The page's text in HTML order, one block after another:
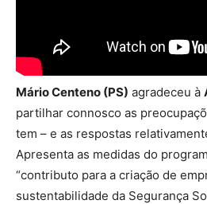
Mário Centeno (PS) agradeceu à
partilhar connosco as
tem – e as respostas
Apresenta as medidas do
“contributo para a criação de
sustentabilidade da Segurança